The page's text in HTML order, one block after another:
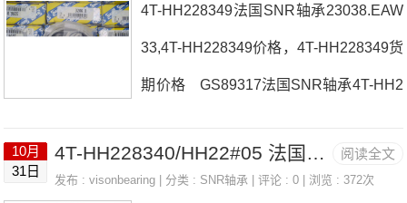
购 热销型号推荐：4T-HH228349/HH
22#01，
4T-HH228349法国SNR轴承23038.EAW
33,4T-HH228349价格，4T-HH228349货
期价格 GS89317法国SNR轴承4T-HH2
SNR轴承4T-HH228349价格6309ZZC4/
阅读全文
10月
31日
4T-HH228340/HH22#05 法国SNR轴承 ZLG.317.AC
发布 :visonbearing | 分类 : SNR轴承 | 评论 : 0 | 浏览 : 372次